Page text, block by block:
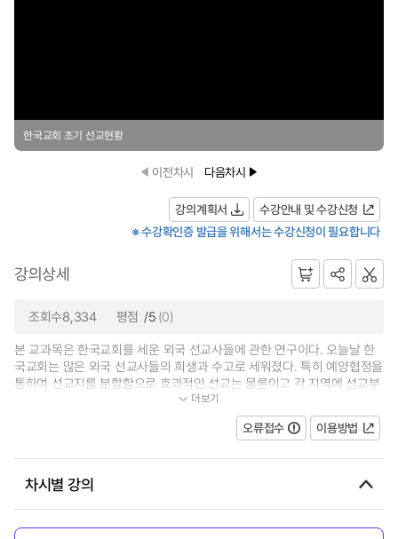
한국교회 초기 선교현황
이전차시 다음차시
강의계획서
수강안내 및 수강신청
※ 수강확인증 발급을 위해서는 수강신청이 필요합니다
강의상세
조회수8,334 평점 /5 (0)
본 교과목은 한국교회를 세운 외국 선교사들에 관한 연구이다. 오늘날 한
국교회는 많은 외국 선교사들의 희생과 수고로 세워졌다. 특히 예양협정을
통하여 선교지를 분할함으로 효과적인 선교는 물론이고 각 지역에 선교부
더보기
오류접수 이용방법
차시별 강의